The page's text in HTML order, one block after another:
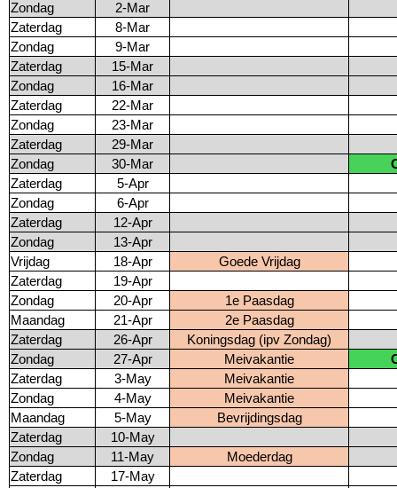
Zondag
2-Mar
Zaterdag
8-Mar
Zondag
9-Mar
Zaterdag
15-Mar
Zondag
16-Mar
Zaterdag
22-Mar
Zondag
23-Mar
Zaterdag
29-Mar
Zondag
30-Mar
Zaterdag
5-Apr
Zondag
6-Apr
Zaterdag
12-Apr
Zondag
13-Apr
Vrijdag
18-Apr
Goede Vrijdag
Zaterdag
19-Apr
Zondag
20-Apr
1e Paasdag
Maandag
21-Apr
2e Paasdag
Zaterdag
26-Apr
Koningsdag (ipv Zondag)
Zondag
27-Apr Meivakantie
Zaterdag
3-May
Meivakantie
Zondag
4-May
Meivakantie
Maandag
5-May
Bevrijdingsdag
Zaterdag
10-May
Zondag
11-May
Moederdag
Zaterdag
17-May